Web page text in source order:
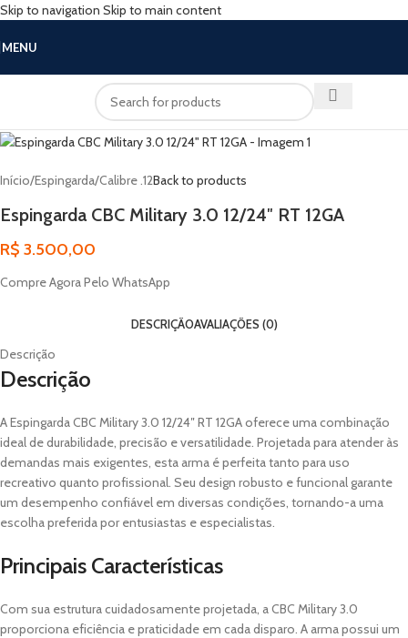
Skip to navigation Skip to main content
MENU
Início/Espingarda/Calibre .12Back to products
Espingarda CBC Military 3.0 12/24″ RT 12GA
R$ 3.500,00
Compre Agora Pelo WhatsApp
DESCRIÇÃOAVALIAÇÕES (0)
Descrição
Descrição
A Espingarda CBC Military 3.0 12/24″ RT 12GA oferece uma combinação
ideal de durabilidade, precisão e versatilidade. Projetada para atender às
demandas mais exigentes, esta arma é perfeita tanto para uso
recreativo quanto profissional. Seu design robusto e funcional garante
um desempenho confiável em diversas condições, tornando-a uma
escolha preferida por entusiastas e especialistas.
Principais Características
Com sua estrutura cuidadosamente projetada, a CBC Military 3.0
proporciona eficiência e praticidade em cada disparo. A arma possui um